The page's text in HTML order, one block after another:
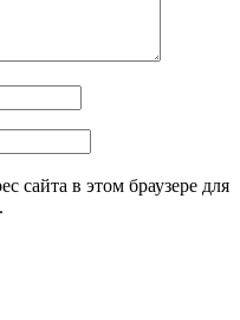
сайта в этом браузере для